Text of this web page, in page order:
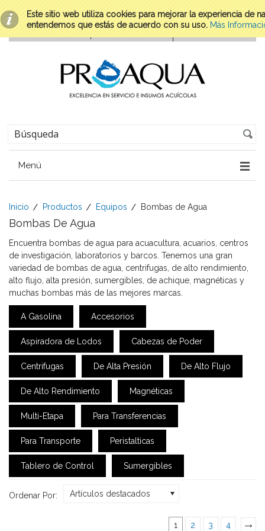
Este sitio web utiliza cookies para mejorar la experiencia de
entendemos que estás de acuerdo con su uso. Más
Menú
Inicio Productos Equipos Bombas de Agua
Bombas De Agua
Encuentra bombas de agua para acuacultura, acuarios, centros
de investigación, laboratorios y barcos. Tenemos una gran
variedad de bombas de agua, centrifugas, de alto rendimiento,
alto flujo, alta presión, sumergibles, de achique, magnéticas y
muchas bombas más de las mejores marcas.
A Gasolina Accesorios
Aspiradora de Lodos Cabezas de Poder
Centrifugas De Alta Presión De Alto Flujo
De Alto Rendimiento Magnéticas
Multi-Etapa Para Transferencias
Para Transporte Peristalticas
Tablero de Control Sumergibles
Ordenar Por: Artículos destacados
1 2 3 4